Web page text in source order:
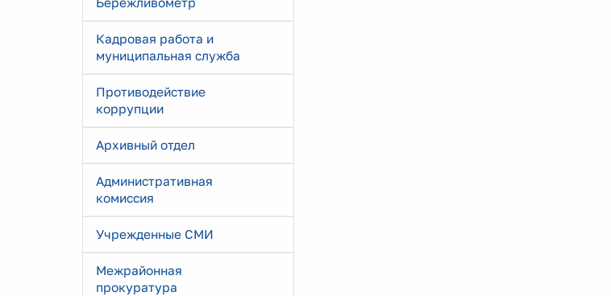
Кадровая работа и
муниципальная служба
Противодействие
коррупции
Архивный отдел
Административная
комиссия
Учрежденные СМИ
Межрайонная
прокуратура